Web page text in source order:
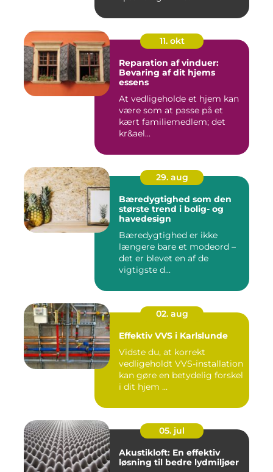
11. okt
Reparation af vinduer:
Bevaring af dit hjems
essens
At vedligeholde et hjem kan
være som at passe på et
kært familiemedlem; det
kr&ael...
29. aug
Bæredygtighed som den
største trend i bolig- og
havedesign
Bæredygtighed er ikke
længere bare et modeord –
det er blevet en af de
vigtigste d...
02. aug
Effektiv VVS i Karlslunde
Vidste du, at korrekt
vedligeholdt VVS-installation
kan gøre en betydelig forskel
i dit hjem ...
05. jul
Akustikloft: En effektiv
løsning til bedre lydmiljøer